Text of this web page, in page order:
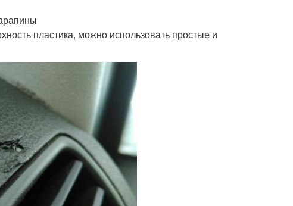
пластика, можно использовать простые и